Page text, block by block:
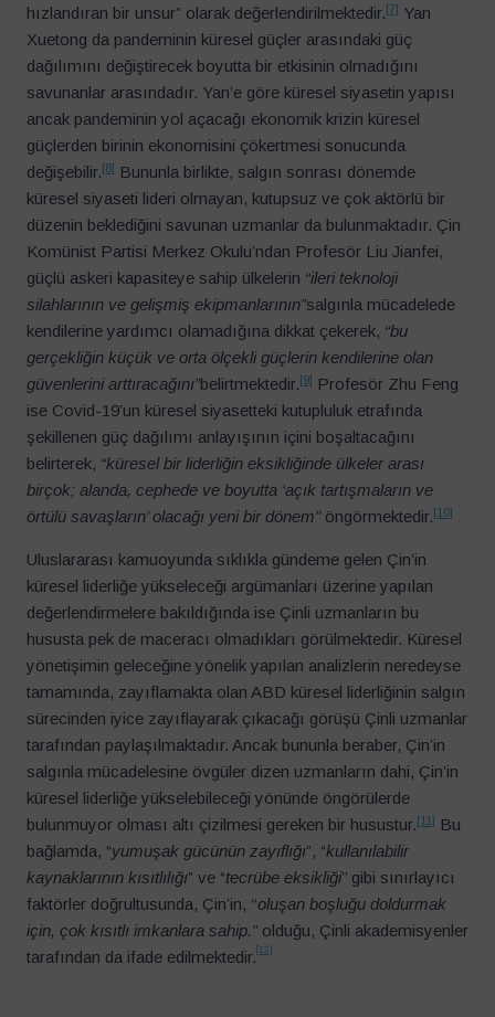
hızlandıran bir unsur” olarak değerlendirilmektedir.[7] Yan
Xuetong da pandeminin küresel güçler arasındaki güç
dağılımını değiştirecek boyutta bir etkisinin olmadığını
savunanlar arasındadır. Yan’e göre küresel siyasetin yapısı
ancak pandeminin yol açacağı ekonomik krizin küresel
güçlerden birinin ekonomisini çökertmesi sonucunda
değişebilir.[8] Bununla birlikte, salgın sonrası dönemde
küresel siyaseti lideri olmayan, kutupsuz ve çok aktörlü bir
düzenin beklediğini savunan uzmanlar da bulunmaktadır. Çin
Komünist Partisi Merkez Okulu’ndan Profesör Liu Jianfei,
güçlü askeri kapasiteye sahip ülkelerin “ileri teknoloji
silahlarının ve gelişmiş ekipmanlarının”salgınla mücadelede
kendilerine yardımcı olamadığına dikkat çekerek, “bu
gerçekliğin küçük ve orta ölçekli güçlerin kendilerine olan
güvenlerini arttıracağını”belirtmektedir.[9] Profesör Zhu Feng
ise Covid-19’un küresel siyasetteki kutupluluk etrafında
şekillenen güç dağılımı anlayışının içini boşaltacağını
belirterek, “küresel bir liderliğin eksikliğinde ülkeler arası
birçok; alanda, cephede ve boyutta ‘açık tartışmaların ve
örtülü savaşların’ olacağı yeni bir dönem”öngörmektedir.[10]
Uluslararası kamuoyunda sıklıkla gündeme gelen Çin’in
küresel liderliğe yükseleceği argümanları üzerine yapılan
değerlendirmelere bakıldığında ise Çinli uzmanların bu
hususta pek de maceracı olmadıkları görülmektedir. Küresel
yönetişimin geleceğine yönelik yapılan analizlerin neredeyse
tamamında, zayıflamakta olan ABD küresel liderliğinin salgın
sürecinden iyice zayıflayarak çıkacağı görüşü Çinli uzmanlar
tarafından paylaşılmaktadır. Ancak bununla beraber, Çin’in
salgınla mücadelesine övgüler dizen uzmanların dahi, Çin’in
küresel liderliğe yükselebileceği yönünde öngörülerde
bulunmuyor olması altı çizilmesi gereken bir husustur.[11] Bu
bağlamda, “yumuşak gücünün zayıflığı”, “kullanılabilir
kaynaklarının kısıtlılığı” ve “tecrübe eksikliği’’ gibi sınırlayıcı
faktörler doğrultusunda, Çin’in, ‘‘oluşan boşluğu doldurmak
için, çok kısıtlı imkanlara sahip.” olduğu, Çinli akademisyenler
tarafından da ifade edilmektedir. [12]